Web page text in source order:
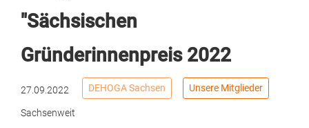
"Sächsischen
Gründerinnenpreis 2022
27.09.2022 DEHOGA Sachsen Unsere Mitglieder
Sachsenweit